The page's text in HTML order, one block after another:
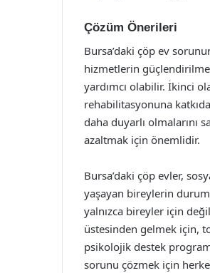
Çözüm Önerileri
Bursa’daki çöp ev
hizmetlerin
yardımcı olabilir. İkinci
rehabilitasyonuna
daha duyarlı olmalarını
azaltmak için önemlidir.
Bursa’daki çöp evler,
yaşayan bireylerin
yalnızca bireyler için
üstesinden gelmek için,
psikolojik destek
sorunu çözmek için